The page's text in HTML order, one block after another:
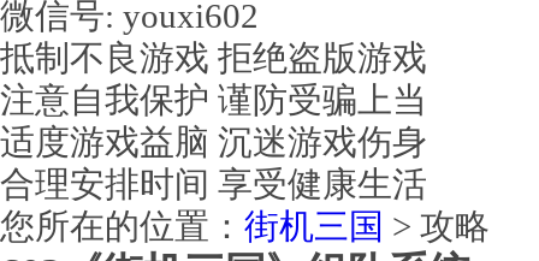
微信号: youxi602
抵制不良游戏 拒绝盗版游戏
注意自我保护 谨防受骗上当
适度游戏益脑 沉迷游戏伤身
合理安排时间 享受健康生活
您所在的位置： 街机三国 > 攻略